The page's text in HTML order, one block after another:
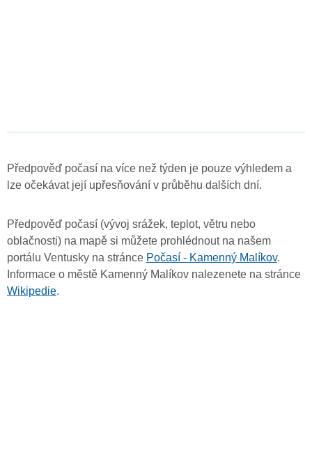
Předpověď počasí na více než týden je pouze výhledem a
lze očekávat její upřesňování v průběhu dalších dní.
Předpověď počasí (vývoj srážek, teplot, větru nebo
oblačnosti) na mapě si můžete prohlédnout na našem
portálu Ventusky na stránce Počasí - Kamenný Malíkov.
Informace o městě Kamenný Malíkov nalezenete na stránce
Wikipedie.